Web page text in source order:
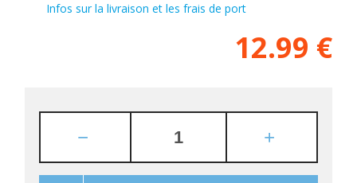
Infos sur la livraison et les frais de port
12.99 €